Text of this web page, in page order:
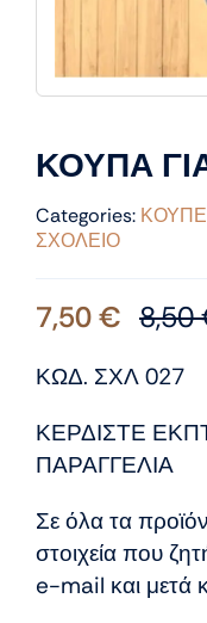
ΚΟΥΠΑ
Categories:
ΣΧΟΛΕΙΟ
8,50
7,50€
ΚΩΔ. ΣΧΛ 027
ΚΕΡΔΙΣΤΕ
ΠΑΡΑΓΓΕΛΙΑ
Σε όλα τα
στοιχεία που
e-mail και μετά